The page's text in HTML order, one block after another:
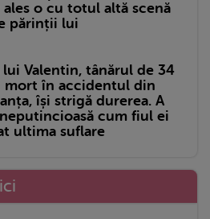
ales o cu totul altă scenă
părinții lui
lui Valentin, tânărul de 34
mort în accidentul din
își strigă durerea. A
cum fiul ei
ultima suflare